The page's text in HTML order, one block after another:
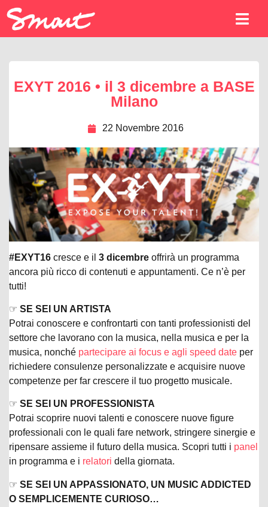
EXYT 2016 • il 3 dicembre a BASE
Milano
22 Novembre 2016
#EXYT16 cresce e il 3 dicembre offrirà un programma
ancora più ricco di contenuti e appuntamenti. Ce n’è per
tutti!
☞ SE SEI UN ARTISTA
Potrai conoscere e confrontarti con tanti professionisti del
settore che lavorano con la musica, nella musica e per la
musica, nonché partecipare ai focus e agli speed date per
richiedere consulenze personalizzate e acquisire nuove
competenze per far crescere il tuo progetto musicale.
☞ SE SEI UN PROFESSIONISTA
Potrai scoprire nuovi talenti e conoscere nuove figure
professionali con le quali fare network, stringere sinergie e
ripensare assieme il futuro della musica. Scopri tutti i panel
in programma e i relatori della giornata.
☞ SE SEI UN APPASSIONATO, UN MUSIC ADDICTED
O SEMPLICEMENTE CURIOSO…